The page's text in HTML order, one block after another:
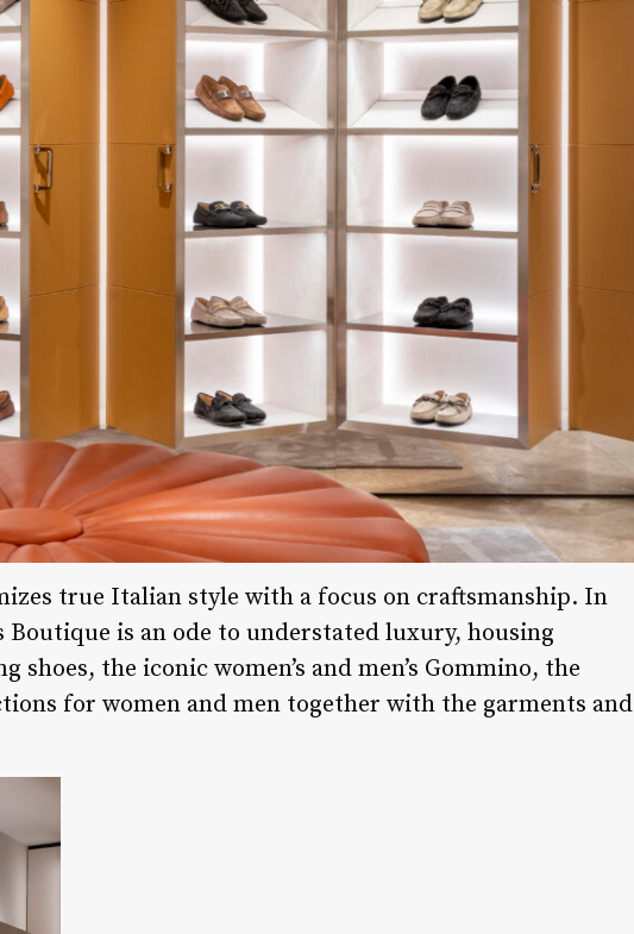
true Italian style with a focus on craftsmanship. In
Boutique is an ode to understated luxury, housing
the iconic women’s and men’s Gommino, the
for women and men together with the garments and